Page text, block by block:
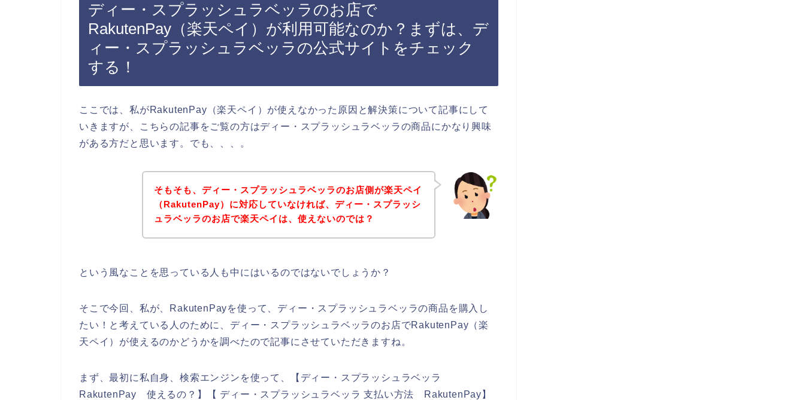
ディー・スプラッシュラベッラのお店で
RakutenPay（楽天ペイ）が利用可能なのか？まずは、デ
ィー・スプラッシュラベッラの公式サイトをチェック
する！
ここでは、私がRakutenPay（楽天ペイ）が使えなかった原因と解決策について記事にして
いきますが、こちらの記事をご覧の方はディー・スプラッシュラベッラの商品にかなり興味
がある方だと思います。でも、、、。
そもそも、ディー・スプラッシュラベッラのお店側が楽天ペイ
（RakutenPay）に対応していなければ、ディー・スプラッシ
ュラベッラのお店で楽天ペイは、使えないのでは？
という風なことを思っている人も中にはいるのではないでしょうか？
そこで今回、私が、RakutenPayを使って、ディー・スプラッシュラベッラの商品を購入し
たい！と考えている人のために、ディー・スプラッシュラベッラのお店でRakutenPay（楽
天ペイ）が使えるのかどうかを調べたので記事にさせていただきますね。
まず、最初に私自身、検索エンジンを使って、【ディー・スプラッシュラベッラ
RakutenPay 使えるの？】【 ディー・スプラッシュラベッラ 支払い方法 RakutenPay】